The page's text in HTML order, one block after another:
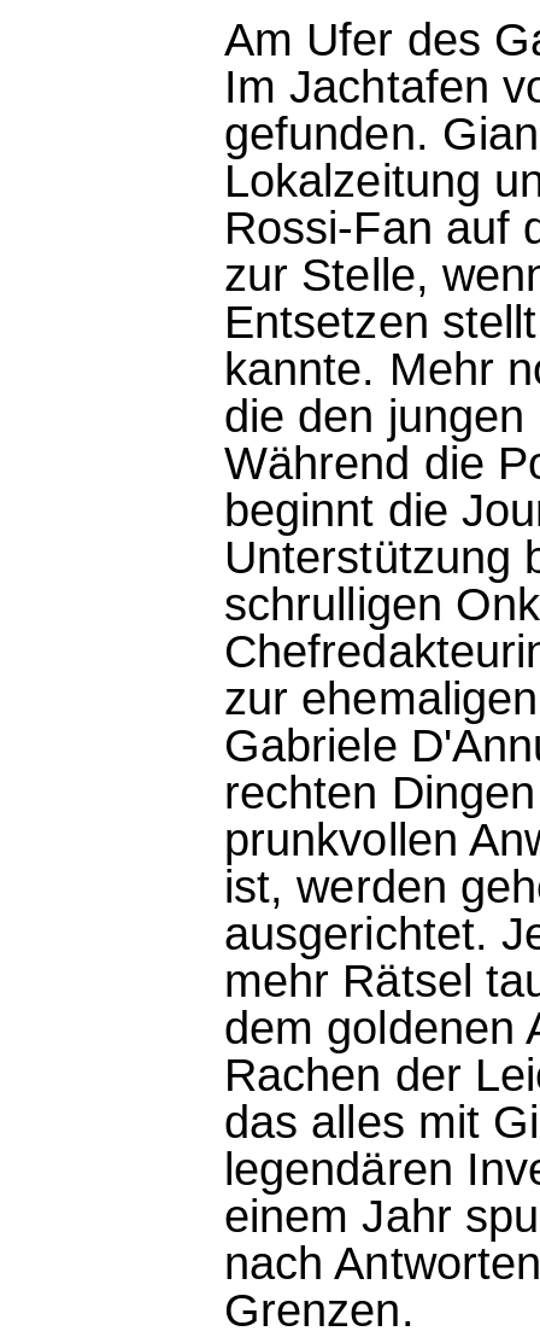
Am Ufer des
Im Jachtafen
gefunden.
Lokalzeitung
Rossi-Fan auf
zur Stelle,
Entsetzen
kannte. Mehr
die den
Während die
beginnt die
Unterstützung
schrulligen
zur
Gabriele
rechten
prunkvollen
ist, werden
ausgerichtet.
mehr Rätsel
dem goldenen
Rachen der
das alles mit
legendären
einem Jahr
nach
Grenzen.